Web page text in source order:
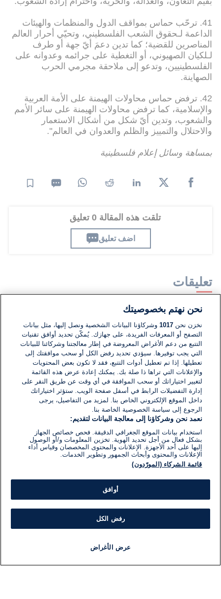
41. ترحّب حماس بمواقف الدول والمنظمات والهيئات
الداعمة لـحقوق الشعب الفلسطيني، وتحيّي أحرار العالم
المناصرين للقضية؛ كما تدين دعمَ أيّ جهة أو طرف
لـلكيان الصهيوني، أو التغطية على جرائمه وعدوانه على
الفلسطينيين، وتدعو إلى ملاحقة مجرمي الحرب
الصهاينة.
42. ترفض حماس محاولات الهيمنة على الأمة العربية
والإسلامية، كما ترفض محاولات الهيمنة على سائر الأمم
والشعوب، وتدين أيّ شكل من أشكال الاستعمار
والاحتلال والتمييز والظلم والعدوان في العالم".
بمساهة وسائل إعلام فلسطينية
تلقت هذه المقالة 0 تعليق
اضف تعليق
تعليقات
لا توجد تعليقات مكتوبة حتى الآن. كن الأول!
اكتب تعليقًا جديدًا ...
نحن نهتم بخصوصيتك
نخزن نحن1017 وشركاؤنا البيانات الشخصية ونصل إليها، مثل بيانات
التصفح أو المعرفات الفريدة، على جهازك. يُمكّن تحديد أوافق تقنيات
التتبع من دعم الأغراض المعروضة في إطار معالجتنا وشركائنا للبيانات
التي يجب توفيرها. سيؤدي تحديد رفض الكل أو سحب موافقتك إلى
تعطيلها. إذا تم تعطيل أدوات التتبع، فقد لا تكون بعض المحتويات
والإعلانات التي تراها ذا صلة بك. يمكنك إعادة عرض هذه القائمة
لتغيير اختياراتك أو سحب الموافقة في أي وقت عن طريق النقر على
إدارة التفضيلات الرابط في أسفل صفحة الويب. ستؤثر اختياراتك
داخل الموقع الإلكتروني الخاص بنا. لمزيد من التفاصيل، يرجى
الرجوع إلى سياسة الخصوصية الخاصة بنا.
نعمد نحن وشركاؤنا إلى معالجة البيانات لتقديم:
استخدام بيانات الموقع الجغرافي الدقيقة. فحص خصائص الجهاز
بشكل فعال من أجل تحديد الهوية. تخزين المعلومات و/أو الوصول
إليها على أحد الأجهزة. الإعلانات والمحتوى المخصصان وقياس أداء
الإعلانات والمحتوى وأبحاث الجمهور وتطوير الخدمات.
قائمة الشركاء (المورّدون)
أوافق
رفض الكل
عرض الأغراض